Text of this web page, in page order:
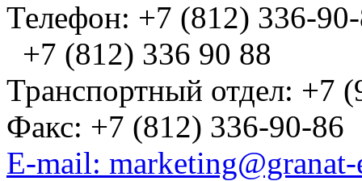
Телефон: +7 (812) 336-
+7 (812) 336 90 88
Транспортный отдел: +7
Факс: +7 (812) 336-90-86
E-mail: